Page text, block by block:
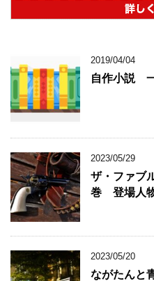
2019/04/04
自作小説
2023/05/29
ザ・ファブ
巻 登場人
2023/05/20
ながたんと